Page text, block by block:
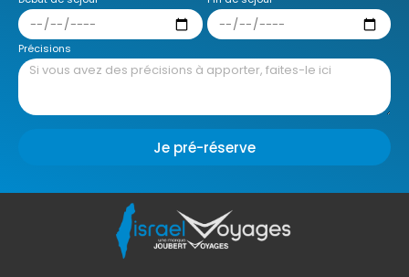
Précisions
Je pré-réserve